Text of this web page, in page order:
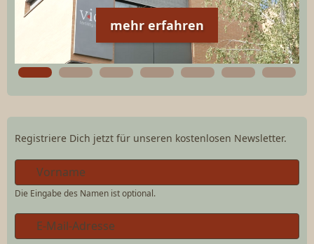
mehr erfahren
Registriere Dich jetzt für unseren kostenlosen Newsletter.
Die Eingabe des Namen ist optional.